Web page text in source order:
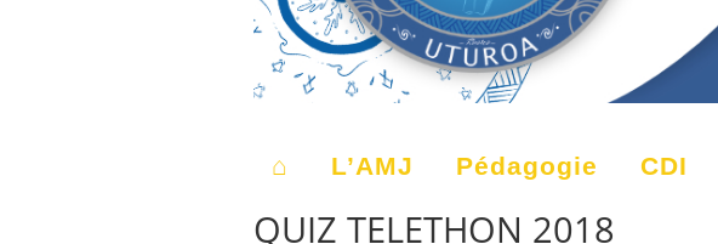
⌂ L’AMJ Pédagogie CDI
QUIZ TELETHON 2018